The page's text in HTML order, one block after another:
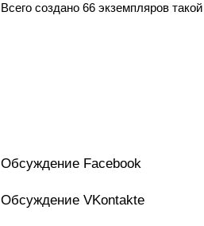
Всего создано 66 экземпляров
Обсуждение Facebook
Обсуждение VKontakte